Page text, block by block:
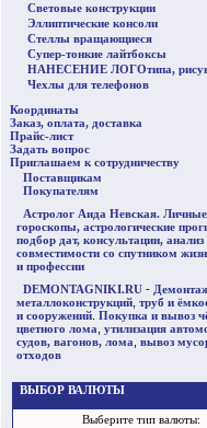
Световые конструкции
Эллиптические консоли
Стеллы вращающиеся
Супер-тонкие лайтбоксы
НАНЕСЕНИЕ ЛОГОтипа,
Чехлы для телефонов
Координаты
Заказ, оплата, доставка
Прайс-лист
Задать вопрос
Приглашаем к сотрудничеству
Поставщикам
Покупателям
Астролог Аида Невская. Личные
гороскопы, астрологические
подбор дат, консультации, анализ
совместимости со спутником
и профессии
DEMONTAGNIKI.RU -
металлоконструкций труб и
и сооружений Покупка и вывоз
цветного лома утилизация
судов, вагонов, лома вывоз
отходов
ВЫБОР ВАЛЮТЫ
Выберите тип валюты: